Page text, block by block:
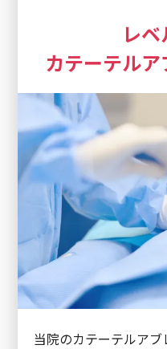
レ
カテーテル
当院のカテーテルアブ